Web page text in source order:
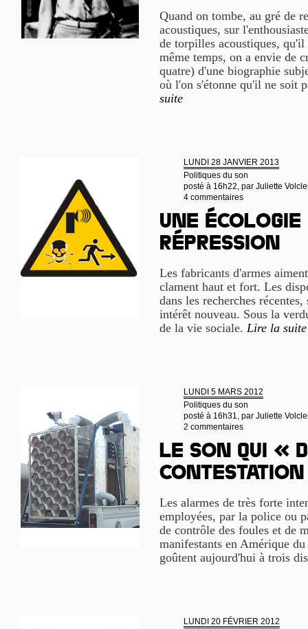
Quand on tombe, au gré de
acoustiques, sur
de torpilles acoustiques,
même temps, on a envie de
quatre) d'une biographie
où l'on s'étonne qu'il ne soit
suite
LUNDI 28 JANVIER 2013
Politiques du son
posté à 16h22, par Juliette
4 commentaires
Une
répression
Les fabricants d'armes
clament haut et fort. Les
dans les recherches
intérêt nouveau. Sous la
de la vie sociale. Lire la suite
LUNDI 5 MARS 2012
Politiques du son
posté à 16h31, par Juliette
2 commentaires
Le son qui «
contestation
Les alarmes de très forte
employées, par la police ou
de contrôle des foules et de
manifestants en Amérique
goûtent aujourd'hui à trois
LUNDI 20 FÉVRIER 2012